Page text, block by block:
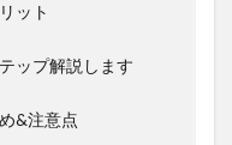
ット
ップ解説します
&注意点